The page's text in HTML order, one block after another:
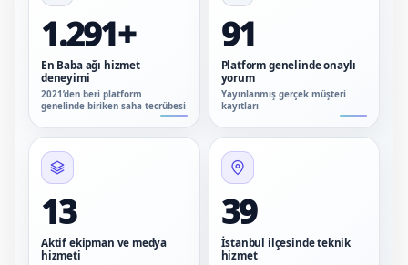
1.291+
En Baba ağı hizmet
deneyimi
2021’den beri platform
genelinde biriken saha tecrübesi
91
Platform genelinde onaylı
yorum
Yayınlanmış gerçek müşteri
kayıtları
13
Aktif ekipman ve medya
hizmeti
39
İstanbul ilçesinde teknik
hizmet